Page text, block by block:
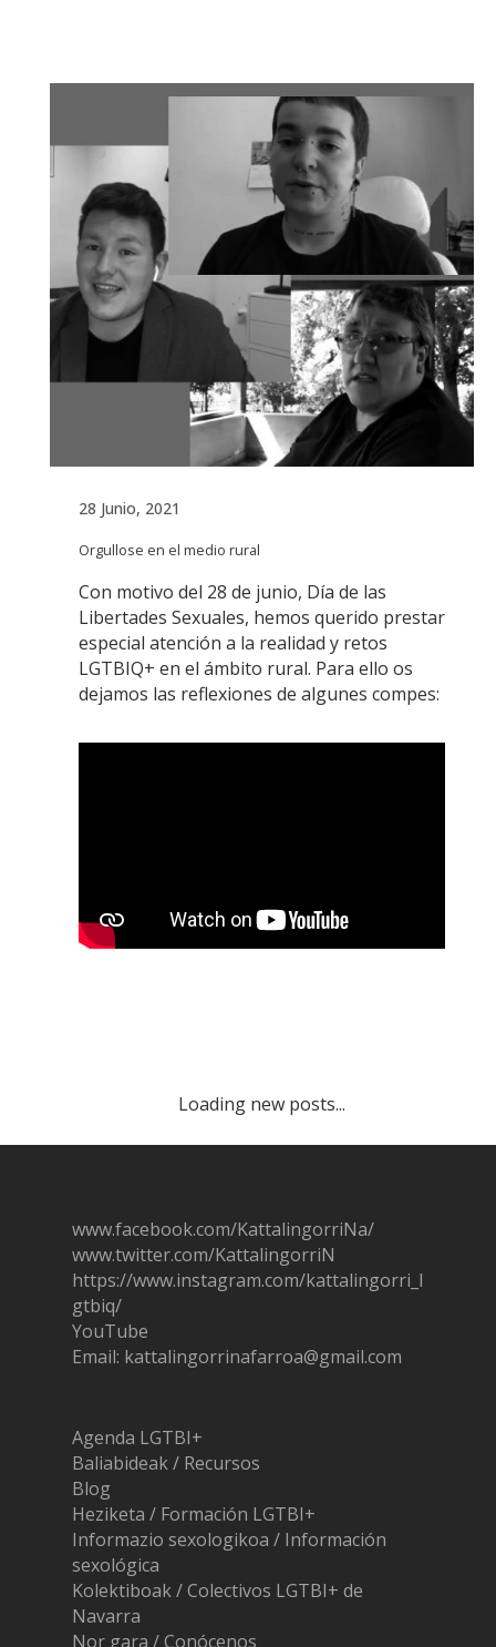
28 Junio, 2021
Orgullose en el medio rural
Con motivo del 28 de junio, Día de las
Libertades Sexuales, hemos querido prestar
especial atención a la realidad y retos
LGTBIQ+ en el ámbito rural. Para ello os
dejamos las reflexiones de algunes compes:
Loading new posts...
www.facebook.com/KattalingorriNa/
www.twitter.com/KattalingorriN
https://www.instagram.com/kattalingorri_l
gtbiq/
YouTube
Email: kattalingorrinafarroa@gmail.com
Agenda LGTBI+
Baliabideak / Recursos
Blog
Heziketa / Formación LGTBI+
Informazio sexologikoa / Información
sexológica
Kolektiboak / Colectivos LGTBI+ de
Navarra
Nor gara / Conócenos